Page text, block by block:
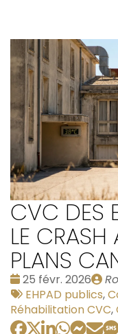
CVC DES
LE
PLANS
Date
:
25 févr. 2026
Tags
:
EHPAD publics,
Réhabilitation CVC,